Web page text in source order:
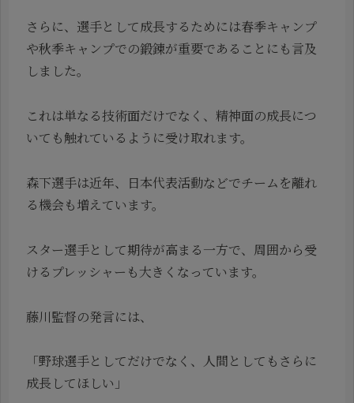
さらに、選手として成長するためには春季キャンプ
や秋季キャンプでの鍛錬が重要であることにも言及
しました。
これは単なる技術面だけでなく、精神面の成長につ
いても触れているように受け取れます。
森下選手は近年、日本代表活動などでチームを離れ
る機会も増えています。
スター選手として期待が高まる一方で、周囲から受
けるプレッシャーも大きくなっています。
藤川監督の発言には、
「野球選手としてだけでなく、人間としてもさらに
成長してほしい」